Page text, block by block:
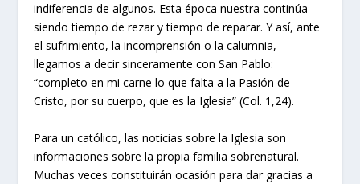
indiferencia de algunos. Esta época nuestra continúa
siendo tiempo de rezar y tiempo de reparar. Y así, ante
el sufrimiento, la incomprensión o la calumnia,
llegamos a decir sinceramente con San Pablo:
“completo en mi carne lo que falta a la Pasión de
Cristo, por su cuerpo, que es la Iglesia” (Col. 1,24).
Para un católico, las noticias sobre la Iglesia son
informaciones sobre la propia familia sobrenatural.
Muchas veces constituirán ocasión para dar gracias a